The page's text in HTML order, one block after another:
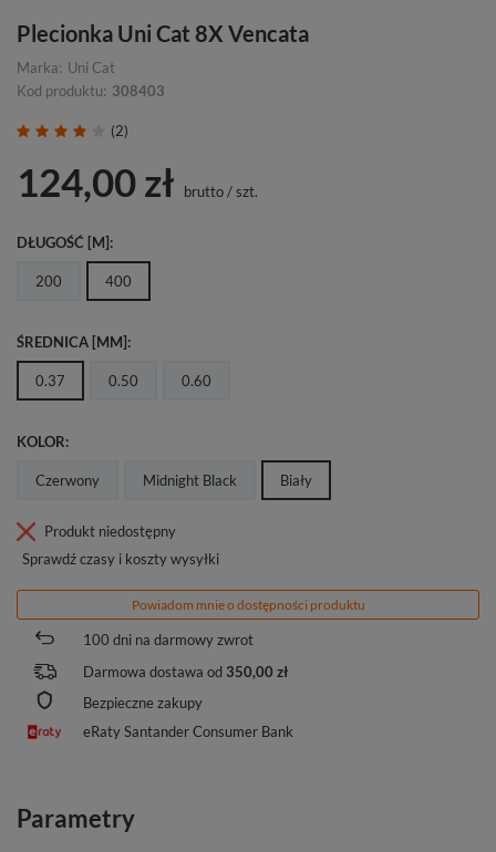
Plecionka Uni Cat 8X Vencata
Marka: Uni Cat
Kod produktu: 308403
(2)
124,00 zł brutto/szt.
DŁUGOŚĆ [M]
200 400
ŚREDNICA [MM]
0.37 0.50 0.60
KOLOR
Czerwony Midnight Black Biały
Produkt niedostępny
Sprawdź czasy i koszty wysyłki
Powiadom mnie o dostępności produktu
100 dni na darmowy zwrot
Darmowa dostawa od 350,00 zł
Bezpieczne zakupy
eRaty Santander Consumer Bank
Parametry